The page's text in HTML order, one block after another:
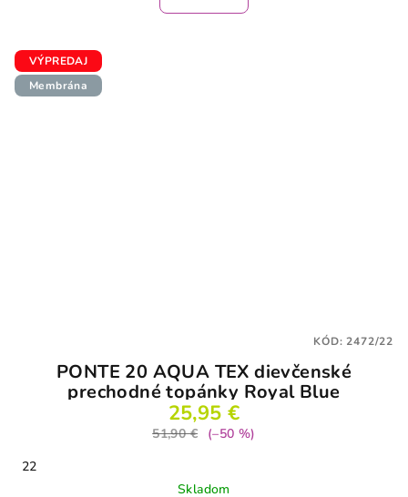
VÝPREDAJ
Membrána
PONTE 20 AQUA TEX dievčenské
prechodné topánky Royal Blue
25,95 €
51,90 €
(–50 %)
22
Skladom
KÓD:2472/22